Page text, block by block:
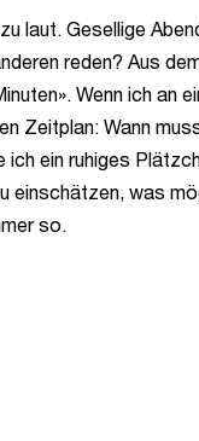
laut. Gesellige
reden? Aus
Wenn ich an
Zeitplan: Wann
ich ein ruhiges
einschätzen, was
so.